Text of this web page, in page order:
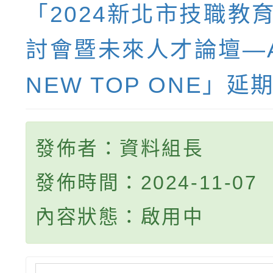
「2024新北市技職教
討會暨未來人才論壇
NEW TOP ONE」延
發佈者：資料組長
發佈時間：2024-11-07
內容狀態：啟用中